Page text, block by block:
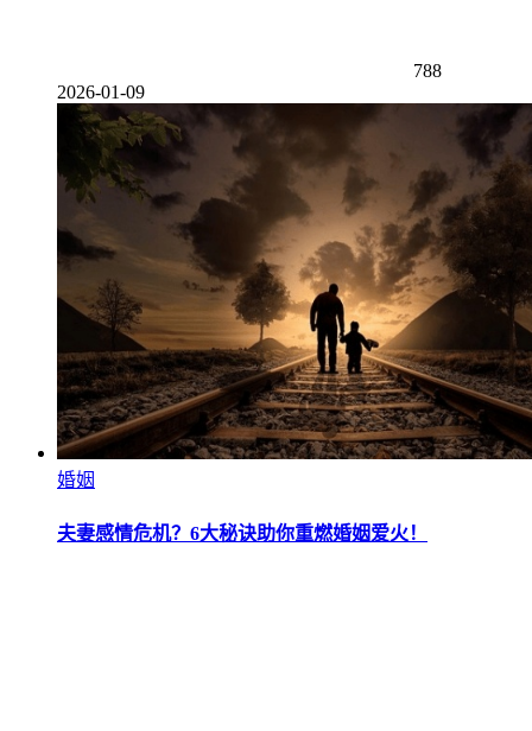
788
2026-01-09
婚姻
夫妻感情危机？6大秘诀助你重燃婚姻爱火！